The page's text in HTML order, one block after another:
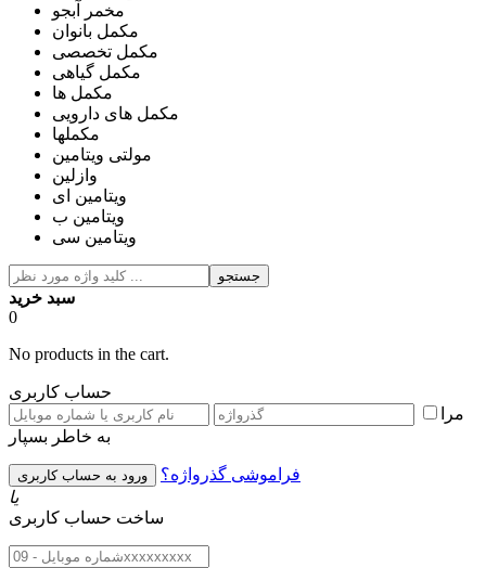
مخمر آبجو
مکمل بانوان
مکمل تخصصی
مکمل گیاهی
مکمل ها
مکمل های دارویی
مکملها
مولتی ویتامین
وازلین
ویتامین ای
ویتامین ب
ویتامین سی
جستجو
سبد خرید
0
No products in the cart.
حساب کاربری
مرا
به خاطر بسپار
فراموشی گذرواژه؟
یا
ساخت حساب کاربری